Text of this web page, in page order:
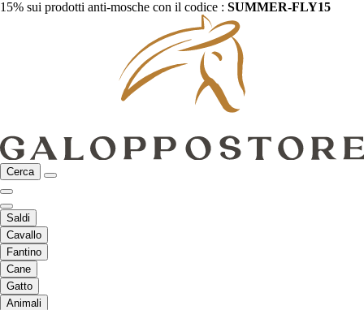
15% sui prodotti anti-mosche con il codice : SUMMER-FLY15
Cerca
Saldi
Cavallo
Fantino
Cane
Gatto
Animali